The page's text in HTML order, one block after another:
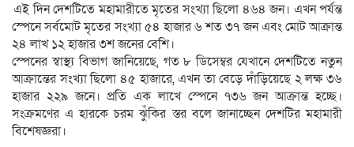
এই দিন দেশটিতে মহামারীতে মৃতের সংখ্যা ছিলো ৪৬৪ জন। এখন পর্যন্ত
স্পেনে সর্বমোট মৃতের সংখ্যা ৫৪ হাজার ৬ শত ৩৭ জন এবং মোট আক্রান্ত
২৪ লাখ ১২ হাজার ৩শ জনের বেশি।
স্পেনের স্বাস্থ্য বিভাগ জানিয়েছে, গত ৮ ডিসেম্বর যেখানে দেশটিতে নতুন
আক্রান্তের সংখ্যা ছিলো ৪৫ হাজারে, এখন তা বেড়ে দাঁড়িয়েছে ২ লক্ষ ৩৬
হাজার ২২৯ জনে। প্রতি এক লাখে স্পেনে ৭৩৬ জন আক্রান্ত হচ্ছে।
সংক্রমণের এ হারকে চরম ঝুঁকির স্তর বলে জানাচ্ছেন দেশটির মহামারী
বিশেষজ্ঞরা।